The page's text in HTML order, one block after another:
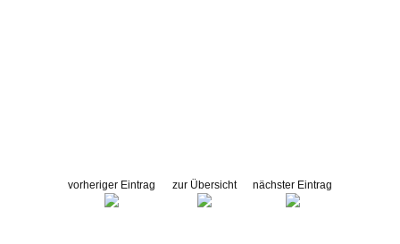
vorheriger Eintrag zur Übersicht nächster Eintrag